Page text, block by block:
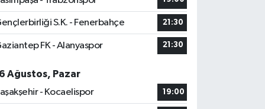
S.K. - Fenerbahçe 21:30
FK - Alanyaspor 21:30
Ağustos, Pazar
- Kocaelispor
19:00